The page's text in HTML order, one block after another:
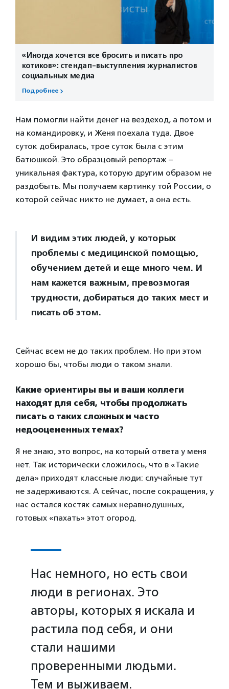
«Иногда хочется все бросить и писать про
котиков»: стендап-выступления журналистов
социальных медиа
Подробнее
Нам помогли найти денег на вездеход, а потом и
на командировку, и Женя поехала туда. Двое
суток добиралась, трое суток была с этим
батюшкой. Это образцовый репортаж –
уникальная фактура, которую другим образом не
раздобыть. Мы получаем картинку той России, о
которой сейчас никто не думает, а она есть.
И видим этих людей, у которых
проблемы с медицинской помощью,
обучением детей и еще много чем. И
нам кажется важным, превозмогая
трудности, добираться до таких мест и
писать об этом.
Сейчас всем не до таких проблем. Но при этом
хорошо бы, чтобы люди о таком знали.
Какие ориентиры вы и ваши коллеги
находят для себя, чтобы продолжать
писать о таких сложных и часто
недооцененных темах?
Я не знаю, это вопрос, на который ответа у меня
нет. Так исторически сложилось, что в «Такие
дела» приходят классные люди: случайные тут
не задерживаются. А сейчас, после сокращения, у
нас остался костяк самых неравнодушных,
готовых «пахать» этот огород.
Нас немного, но есть свои
люди в регионах. Это
авторы, которых я искала и
растила под себя, и они
стали нашими
проверенными людьми.
Тем и выживаем.